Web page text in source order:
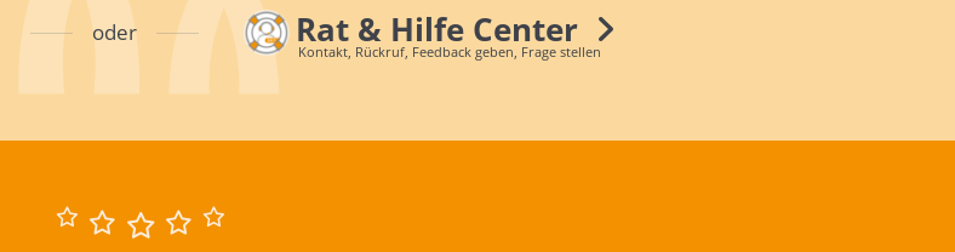
oder Rat & Hilfe Center
Kontakt, Rückruf, Feedback geben, Frage stellen